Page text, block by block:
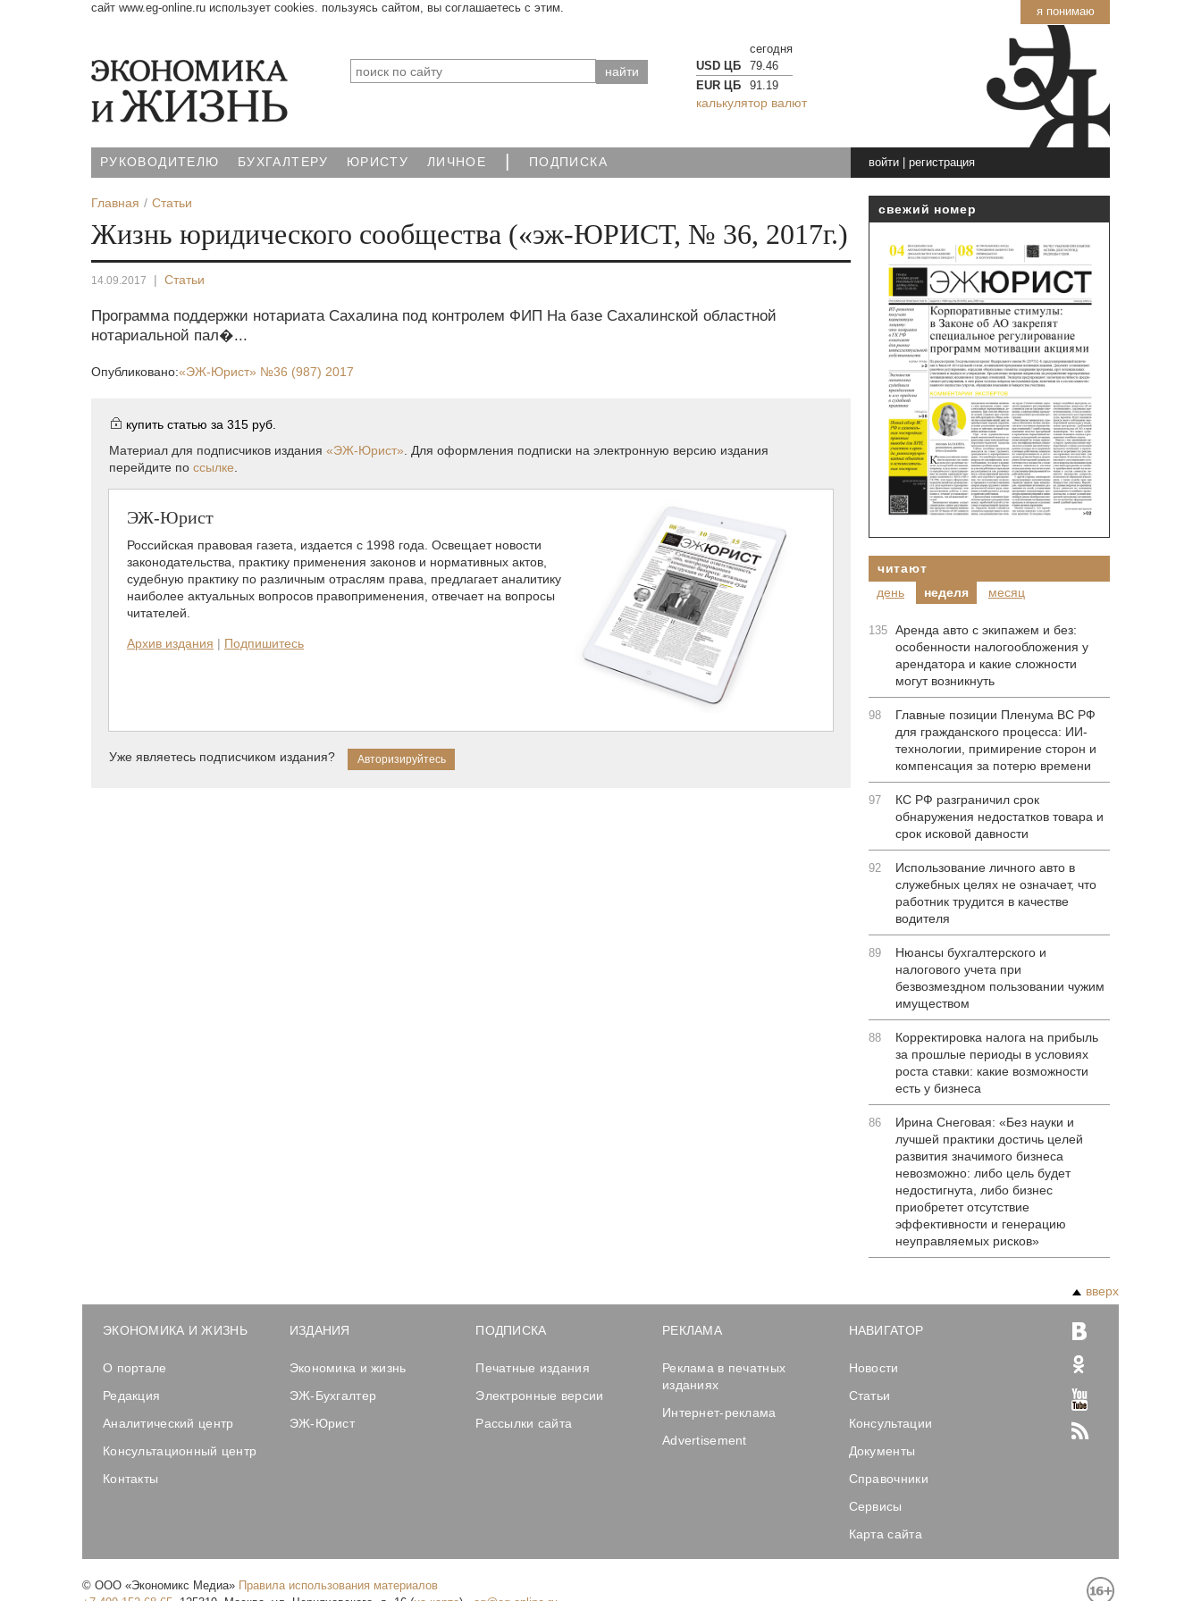
я понимаю
сайт www.eg-online.ru использует cookies. пользуясь сайтом, вы соглашаетесь с этим.
сегодня
USD ЦБ
79.46
EUR ЦБ
91.19
калькулятор валют
РУКОВОДИТЕЛЮ БУХГАЛТЕРУ ЮРИСТУ ЛИЧНОЕ | ПОДПИСКА войти| регистрация
Главная Статьи
Жизнь юридического сообщества («эж-ЮРИСТ, № 36, 2017г.)
14.09.2017 | Статьи
Программа поддержки нотариата Сахалина под контролем ФИП На базе Сахалинской областной
нотариальной пал�...
Опубликовано:«ЭЖ-Юрист» №36 (987) 2017
купить статью за 315 руб.
Материал для подписчиков издания «ЭЖ-Юрист» . Для оформления подписки на электронную версию издания
перейдите по ссылке
ЭЖ-Юрист
Российская правовая газета, издается с 1998 года. Освещает новости
законодательства, практику применения законов и нормативных актов,
судебную практику по различным отраслям права, предлагает аналитику
наиболее актуальных вопросов правоприменения, отвечает на вопросы
читателей.
Архив издания | Подпишитесь
Уже являетесь подписчиком издания?
свежий номер
читают
день
неделя месяц
135 Аренда авто с экипажем и без:
особенности налогообложения у
арендатора и какие сложности
могут возникнуть
98
Главные позиции Пленума ВС РФ
для гражданского процесса: ИИ-
технологии, примирение сторон и
компенсация за потерю времени
97
КС РФ разграничил срок
обнаружения недостатков товара и
срок исковой давности
92
Использование личного авто в
служебных целях не означает, что
работник трудится в качестве
водителя
89
Нюансы бухгалтерского и
налогового учета при
безвозмездном пользовании чужим
имуществом
88
Корректировка налога на прибыль
за прошлые периоды в условиях
роста ставки: какие возможности
есть у бизнеса
86
Ирина Снеговая: «Без науки и
лучшей практики достичь целей
развития значимого бизнеса
невозможно: либо цель будет
недостигнута, либо бизнес
приобретет отсутствие
эффективности и генерацию
неуправляемых рисков»
вверх
ЭКОНОМИКА И ЖИЗНЬ
О портале
Редакция
Аналитический центр
Консультационный центр
Контакты
ИЗДАНИЯ
Экономика и жизнь
ЭЖ-Бухгалтер
ЭЖ-Юрист
ПОДПИСКА
Печатные издания
Электронные версии
Рассылки сайта
РЕКЛАМА
Реклама в печатных
изданиях
Интернет-реклама
Advertisement
НАВИГАТОР
Новости
Статьи
Консультации
Документы
Справочники
Сервисы
Карта сайта
© ООО «Экономикс Медиа» Правила использования материалов